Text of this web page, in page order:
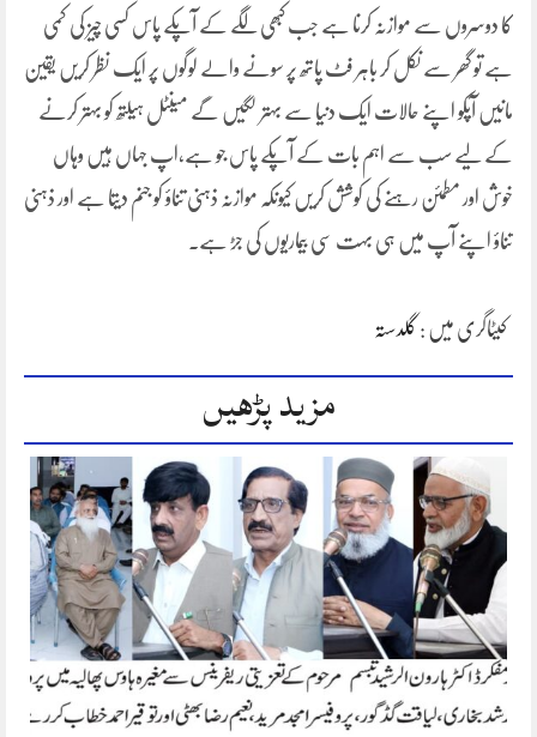
کا دوسروں سے موازنہ کرنا ہے جب کبھی لگے کے آپکے پاس کسی چیز کی کمی
ہے تو گھر سے نکل کر باہر فٹ پاتھ پر سونے والے لوگوں پر ایک نظر کریں یقین
مانیں آپکو اپنے حالات ایک دنیا سے بہتر لگیں گے مینٹل ہیلتھ کو بہتر کرنے
کے لیے سب سے اہم بات کے آپکے پاس جو ہے،اپ جہاں ہیں وہاں
خوش اور مطمئن رہنے کی کوشش کریں کیونکہ موازنہ ذہنی تناؤ کو جنم دیتا ہے اور ذہنی
تناؤ اپنے آپ میں ہی بہت سی بیماریوں کی جڑ ہے۔
کیٹاگری میں : گلدستہ
مزید پڑھیں